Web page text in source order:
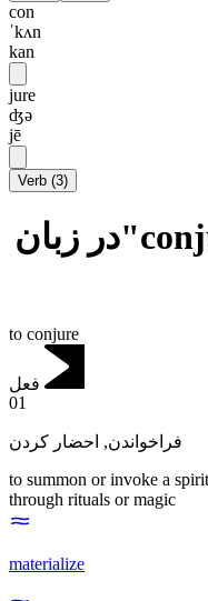
con
ˈkʌn
kan
jure
ʤə
jē
Verb (3)
تعریف و معنی "conjure"در زبان
to conjure
فعل
01
فراخواندن, احضار کردن
to summon or invoke a
through rituals or magic
materialize